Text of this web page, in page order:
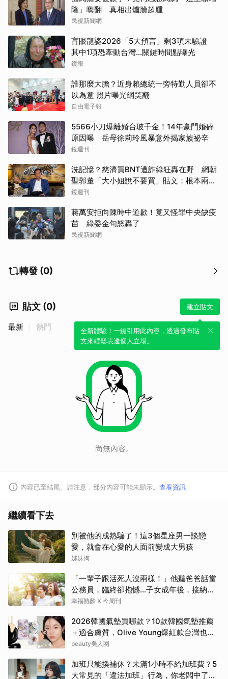
隆」嗨翻 真相出爐臉超腫
民視新聞網
盲眼龍婆2026「5大預言」剩3項未驗證
其中1項恐牽動台灣...關鍵時間點曝光
鏡報
誰那麼大膽？近身賴總統一旁特勤人員卻不
以為意 照片曝光網笑翻
自由電子報
5566小刀爆離婚台玻千金！14年豪門婚碎
原因曝 岳母徐莉玲風暴意外揭家族祕辛
鏡週刊
洗記憶？慈濟買BNT遭詐綠狂轟在野 網朝
聖郭董「大小姐說不要買」貼文：根本兩碼
事
鏡週刊
蔣萬安拒向陳時中道歉！竟又怪罪中央缺疫
苗 綠委金句怒轟了
民視新聞網
轉發 (0)
貼文 (0) 建立貼文
全新體驗！一鍵引用此內容，透過發布貼
文來輕鬆表達個人立場。
最新 熱門
尚無內容。
內容已至結尾。請注意，部分內容可能未顯示。 查看資訊
繼續看下去
別被他的成熟騙了！這3個星座男一談戀
愛，就會在心愛的人面前變成大男孩
姊妹淘
「一輩子跟活死人沒兩樣！」他聽爸爸話當
公務員，臨終卻抱憾…子女成年後，接納與
欣賞就夠了
幸福熟齡 X 今周刊
2026韓國氣墊買哪款？10款韓國氣墊推薦
＋適合膚質，Olive Young爆紅款台灣也能
買
beauty美人圈
加班只能換補休？未滿1小時不給加班費？5
大常見的「違法加班」行為，你老闆中了幾